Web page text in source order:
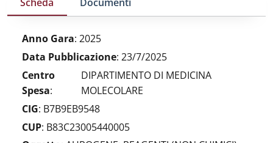
Anno Gara: 2025
Data Pubblicazione: 23/7/2025
Centro
Spesa:
DIPARTIMENTO DI MEDICINA
MOLECOLARE
CIG: B7B9EB9548
CUP: B83C23005440005